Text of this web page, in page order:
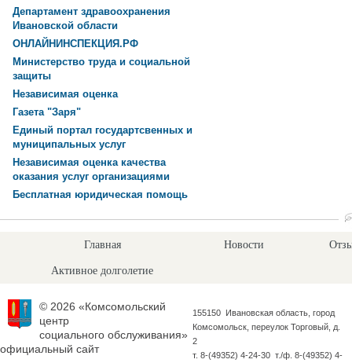
Департамент здравоохранения
Ивановской области
ОНЛАЙНИНСПЕКЦИЯ.РФ
Министерство труда и социальной
защиты
Независимая оценка
Газета "Заря"
Единый портал государтсвенных и
муниципальных услуг
Независимая оценка качества
оказания услуг организациями
Бесплатная юридическая помощь
Главная Новости
Активное долголетие
© 2026 «Комсомольский
центр
социального обслуживания»
официальный сайт
155150 Ивановская область, город
Комсомольск, переулок Торговый, д.
2
т. 8-(49352) 4-24-30 т./ф. 8-(49352) 4-